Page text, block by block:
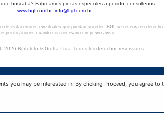
buscaba? Fabricamos piezas especiales a pedido, consultenos.
www.bgl.com.br info@bgl.com.br
de evitar errores eventuales que puedan suceder. BGL se reserva en derecho
especificaciones cuando sea necesario sin previo aviso.
2026 Bertoloto & Grotta Ltda. Todos los derechos reservados.
you may be interested in. By clicking Proceed, you agree to
Ltda. | Hülsen für Lager.